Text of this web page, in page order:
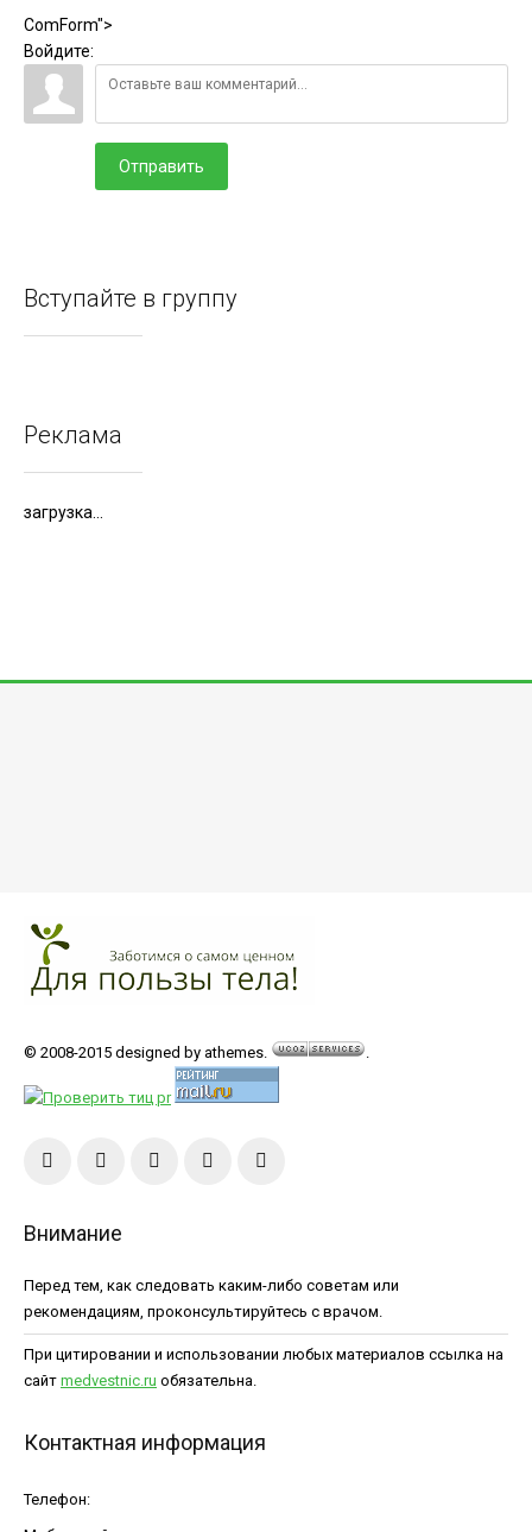
ComForm">
Войдите:
Отправить
Вступайте в группу
Реклама
загрузка...
© 2008-2015 designed by athemes. .
Внимание
Перед тем, как следовать каким-либо советам или
рекомендациям, проконсультируйтесь с врачом.
При цитировании и использовании любых материалов ссылка на
сайт medvestnic.ru обязательна.
Контактная информация
Телефон: